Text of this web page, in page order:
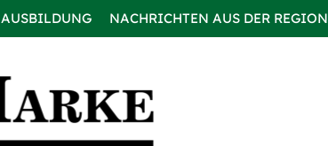
AUSBILDUNG NACHRICHTEN AUS DER REGION